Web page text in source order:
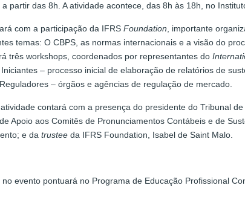
partir das 8h. A atividade acontece, das 8h às 18h, no
com a participação da IFRS Foundation, importante
temas: O CBPS, as normas internacionais e a visão do
três workshops, coordenados por representantes do
– processo inicial de elaboração de relatórios de
– órgãos e agências de regulação de mercado.
contará com a presença do presidente do Tribunal
Apoio aos Comitês de Pronunciamentos Contábeis e de
e da trustee da IFRS Foundation, Isabel de Saint Malo.
no evento pontuará no Programa de Educação Profissional